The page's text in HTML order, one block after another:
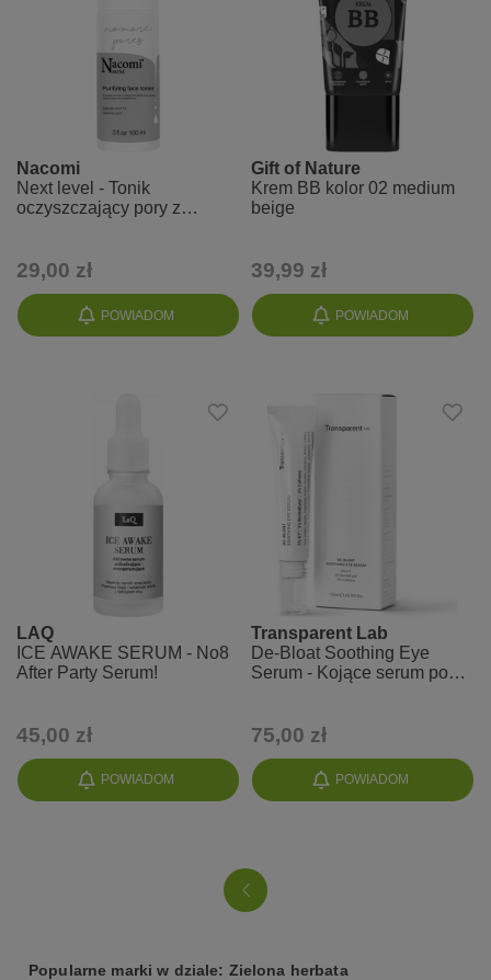
POWIADOM
Nacomi
Next level - Tonik
oczyszczający pory z
29,00 zł
POWIADOM
Gift of Nature
Krem BB kolor 02 medium
beige
39,99 zł
POWIADOM
LAQ
ICE AWAKE SERUM - No8
After Party Serum!
45,00 zł
POWIADOM
Transparent Lab
De-Bloat Soothing Eye
Serum - Kojące serum pod
75,00 zł
Popularne marki w dziale: Zielona herbata